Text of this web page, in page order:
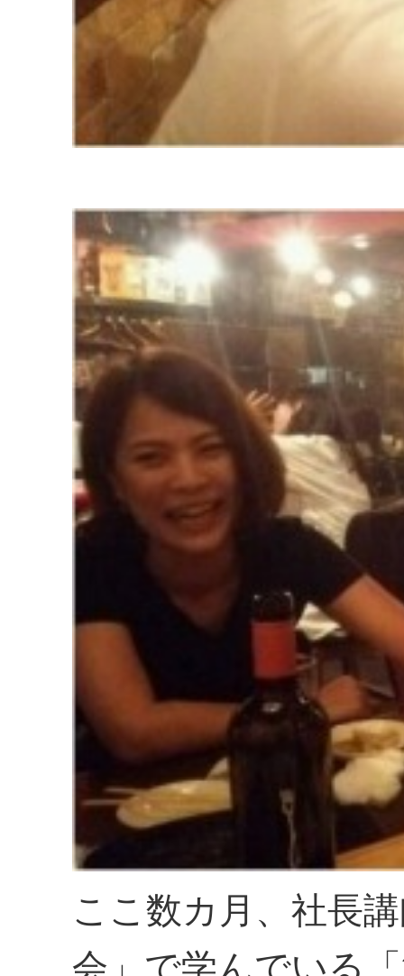
ここ数カ月、社長
会」で学んでいる